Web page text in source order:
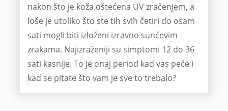
nakon što je koža oštećena UV zračenjem, a
loše je utoliko što ste tih svih četiri do osam
sati mogli biti izloženi izravno sunčevim
zrakama. Najizraženiji su simptomi 12 do 36
sati kasnije. To je onaj period kad vas peče i
kad se pitate što vam je sve to trebalo?